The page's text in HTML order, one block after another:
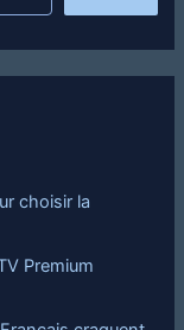
choisir la
Premium